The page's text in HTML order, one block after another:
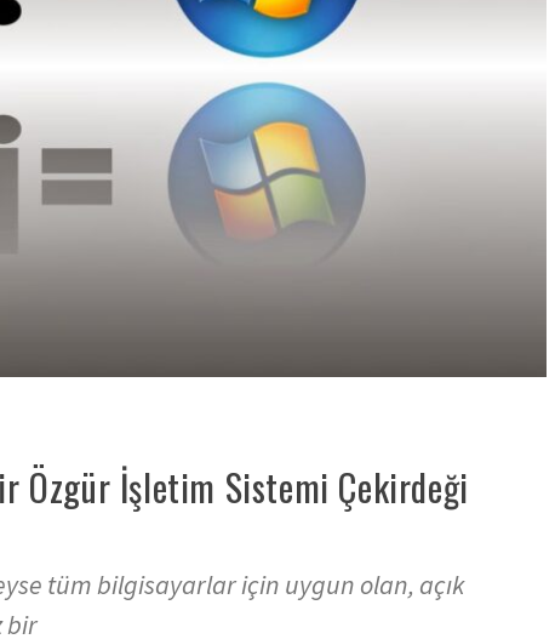
Özgür İşletim Sistemi Çekirdeği
tüm bilgisayarlar için uygun olan, açık
bir